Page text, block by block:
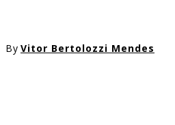
By Vitor Bertolozzi Mendes